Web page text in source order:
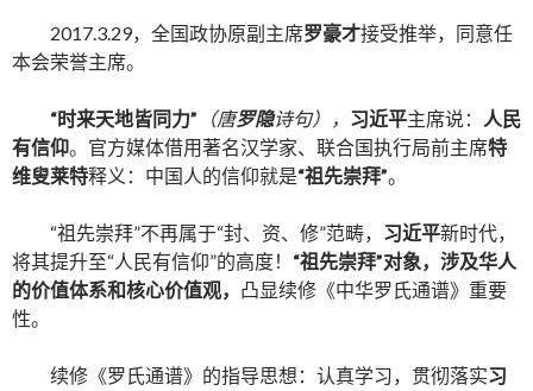
2017.3.29，全国政协原副主席罗豪才接受推举，同意任
本会荣誉主席。
“时来天地皆同力” （唐罗隐诗句）， 习近平主席说：
人民
有信仰。官方媒体借用著名汉学家、联合国执行局前主席特
维叟莱特释义：中国人的信仰就是“祖先崇拜”。
“祖先崇拜”不再属于“封、资、修”范畴， 习近平新时代，
将其提升至“人民有信仰”的高度！ “祖先崇拜”对象，涉及华人
的价值体系和核心价值观， 凸显续修《中华罗氏通谱》重要
性。
续修《罗氏通谱》的指导思想：认真学习，贯彻落实习